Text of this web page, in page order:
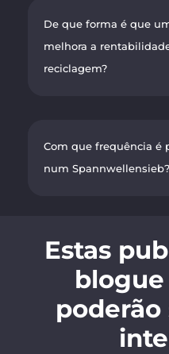
De que forma é que
melhora a
reciclagem?
Com que frequência é
num Spannwellensieb?
Estas
poderão